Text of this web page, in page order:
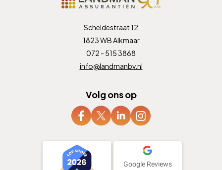
Scheldestraat 12
1823 WB Alkmaar
072 - 515 3868
info@landmanbv.nl
Volg ons op
Google Reviews